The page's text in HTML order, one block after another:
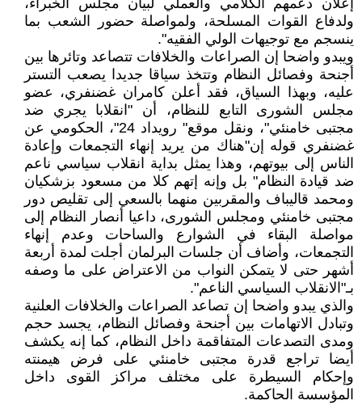
إعلان دعمهم الكلامي والعملي لبيان مجلس الخبراء،
ولدفاع القوات المسلحة، ولمواصلة حضور الشعب بما
ينسجم مع توجيهات الولي الفقيه".
ويبدو واضحا إن الصراعات والخلافات تتصاعد وتائرها بين
أجنحة وفصائل النظام وتتخذ سياقا جديدا يصعب التستر
عليه، وبهذا السياق، فقد أعلن کامران غضنفري، عضو
مجلس الشورى التابع للنظام، أن "انقلابا يجري ضد
مجتبى خامنئي"، ونقل موقع" رويداد 24"، الحکومي عن
غضنفري قوله إن"هناك من يريد إنهاء التجمعات وإعادة
الناس إلى بيوتهم، وهذا يمثل بداية انقلاب سياسي ناعم
ضد قيادة النظام" بل وإنه إتهم کلا من مسعود بزشکيان
ومحمد قاليباف والمقربين منهما بالسعي إلى تقليص دور
مجتبى خامنئي ومجلس الشورى، داعيا أنصار النظام إلى
مواصلة البقاء في الشوارع والساحات وعدم إنهاء
التجمعات، وأضاف أن جلسات البرلمان أجلت لمدة أربعة
أشهر حتى لا يتمكن النواب من الاعتراض على ما وصفه
بـ"الانقلاب السياسي الناعم".
والذي يبدو واضحا إن تصاعد الصراعات والخلافات العلنية
وتبادل الاتهامات بين أجنحة وفصائل النظام، يجسد حجم
ومدى التصدعات المتفاقمة داخل النظام، کما إنه يکشف
أيضا تراجع قدرة مجتبى خامنئي على فرض هيمنته
وإحكام السيطرة على مختلف مراكز القوى داخل
المؤسسة الحاكمة.